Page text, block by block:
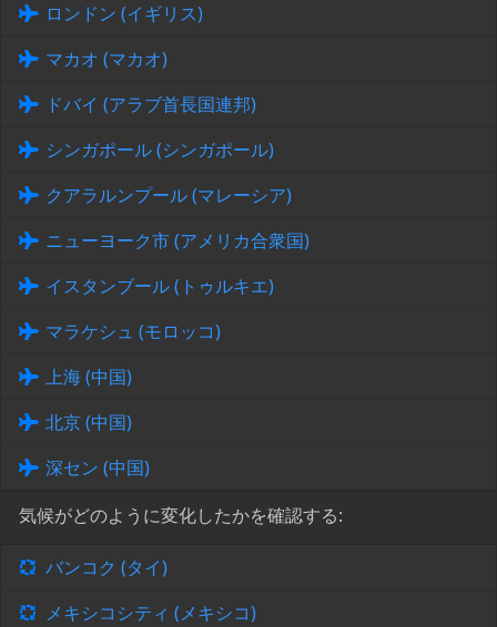
ロンドン (イギリス)
マカオ (マカオ)
ドバイ (アラブ首長国連邦)
シンガポール (シンガポール)
クアラルンプール (マレーシア)
ニューヨーク市 (アメリカ合衆国)
イスタンブール (トゥルキエ)
マラケシュ (モロッコ)
上海 (中国)
北京 (中国)
深セン (中国)
気候がどのように変化したかを確認する:
バンコク (タイ)
メキシコシティ (メキシコ)